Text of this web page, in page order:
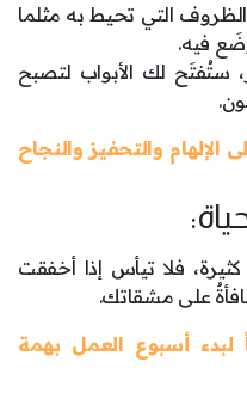
التي تحيط به مثلما
فيه.
ستُفتَح لك الأبواب لتصبح
الإلهام والتحفيز والنجاح
فلا تيأس إذا أخفقت
على مشقاتك.
لبدء أسبوع العمل بهمة